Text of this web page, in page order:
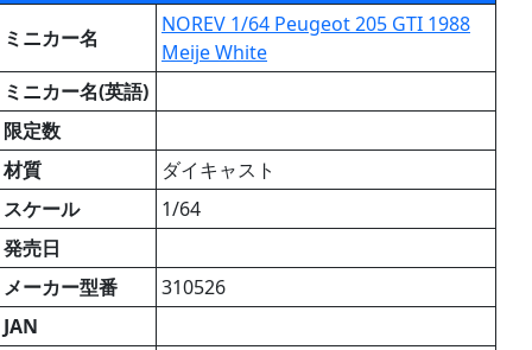
ミニカー名
NOREV 1/64 Peugeot 205 GTI 1988
Meije White
ミニカー名(英語)
限定数
材質
ダイキャスト
スケール
1/64
発売日
メーカー型番
310526
JAN